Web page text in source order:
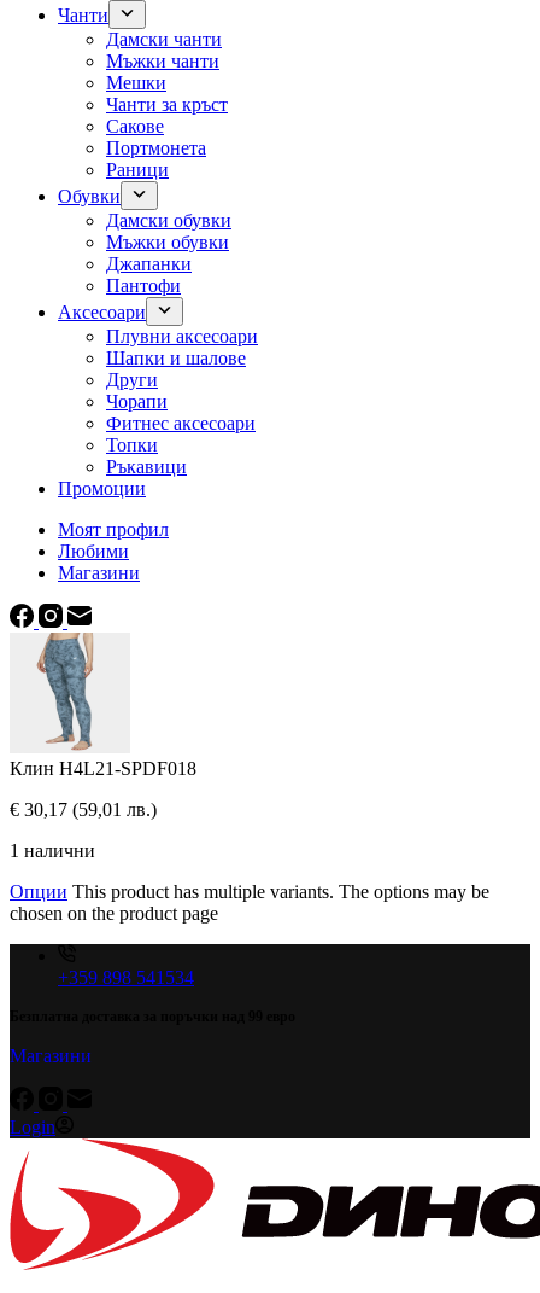
Чанти
Дамски чанти
Мъжки чанти
Мешки
Чанти за кръст
Сакове
Портмонета
Раници
Обувки
Дамски обувки
Мъжки обувки
Джапанки
Пантофи
Аксесоари
Плувни аксесоари
Шапки и шалове
Други
Чорапи
Фитнес аксесоари
Топки
Ръкавици
Промоции
Моят профил
Любими
Магазини
Клин H4L21-SPDF018
€ 30,17 (59,01 лв.)
1 налични
Опции This product has multiple variants. The options may be
chosen on the product page
+359 898 541534
Магазини
Login